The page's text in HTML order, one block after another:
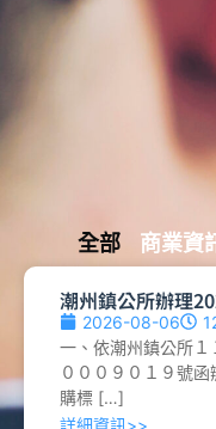
商業資
全部
潮州鎮公所辦理
2026-08-06
一、依潮州鎮公所１
０００９０１９號
購標 […]
詳細資訊>>